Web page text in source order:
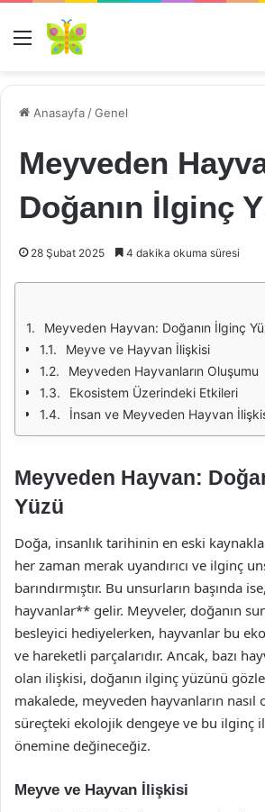
Menü
Anasayfa /Genel
Meyveden
Doğanın İlginç
28 Şubat 2025 4 dakika okuma süresi
Meyveden Hayvan: Doğanın İlginç
Meyve ve Hayvan İlişkisi
Meyveden Hayvanların Oluşumu
Ekosistem Üzerindeki Etkileri
İnsan ve Meyveden Hayvan
Meyveden Hayvan:
Yüzü
Doğa, insanlık tarihinin en eski
her zaman merak uyandırıcı ve ilginç
barındırmıştır. Bu unsurların başında
hayvanlar** gelir. Meyveler, doğanın
besleyici hediyelerken, hayvanlar bu
ve hareketli parçalarıdır. Ancak, bazı
olan ilişkisi, doğanın ilginç yüzünü
makalede, meyveden hayvanların nasıl
süreçteki ekolojik dengeye ve bu ilginç
önemine değineceğiz.
Meyve ve Hayvan İlişkisi